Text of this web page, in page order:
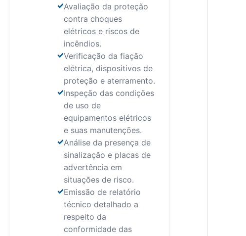
Avaliação da proteção
contra choques
elétricos e riscos de
incêndios.
Verificação da fiação
elétrica, dispositivos de
proteção e aterramento.
Inspeção das condições
de uso de
equipamentos elétricos
e suas manutenções.
Análise da presença de
sinalização e placas de
advertência em
situações de risco.
Emissão de relatório
técnico detalhado a
respeito da
conformidade das